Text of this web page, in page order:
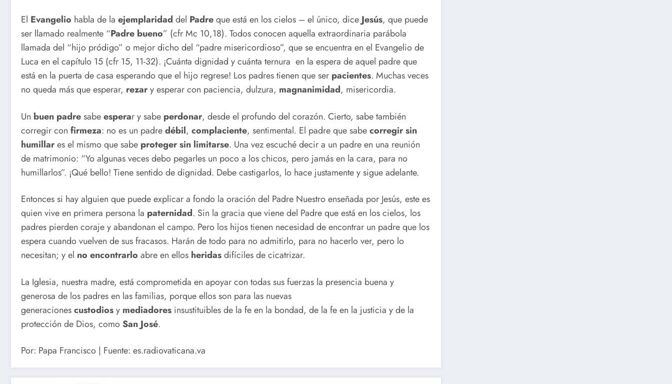
El Evangelio habla de la ejemplaridad del Padreque está en los cielos – el único, dice Jesús, que puede
ser llamado realmente “Padre bueno” (cfr Mc 10,18). Todos conocen aquella extraordinaria parábola
llamada del “hijo pródigo” o mejor dicho del “padre misericordioso”, que se encuentra en el Evangelio de
Luca en el capítulo 15 (cfr 15, 11-32). ¡Cuánta dignidad y cuánta ternura en la espera de aquel padre que
está en la puerta de casa esperando que el hijo regrese! Los padres tienen que ser pacientes. Muchas veces
no queda más que esperar, rezary esperar con paciencia, dulzura, magnanimidad, misericordia.
Un buen padresabeesperar y sabe perdonar, desde el profundo del corazón. Cierto, sabe también
corregir con firmeza: no es un padredébil, complaciente, sentimental. El padre que sabecorregir sin
humillares el mismo que sabe proteger sin limitarse. Una vez escuché decir a un padre en una reunión
de matrimonio: “Yo algunas veces debo pegarles un poco a los chicos, pero jamás en la cara, para no
humillarlos”. ¡Qué bello! Tiene sentido de dignidad. Debe castigarlos, lo hace justamente y sigue adelante.
Entonces si hay alguien que puede explicar a fondo la oración del Padre Nuestro enseñada por Jesús, este es
quien vive en primera persona la paternidad. Sin la gracia que viene del Padre que está en los cielos, los
padres pierden coraje y abandonan el campo. Pero los hijos tienen necesidad de encontrar un padre que los
espera cuando vuelven de sus fracasos. Harán de todo para no admitirlo, para no hacerlo ver, pero lo
necesitan; y el no encontrarlo abre en ellos heridasdifíciles de cicatrizar.
La Iglesia, nuestra madre, está comprometida en apoyar con todas sus fuerzas la presencia buena y
generosa de los padres en las familias, porque ellos son para las nuevas
generacionescustodiosy mediadores insustituibles de la fe en la bondad, de la fe en la justicia y de la
protección de Dios, comoSan José.
Por: Papa Francisco | Fuente: es.radiovaticana.va